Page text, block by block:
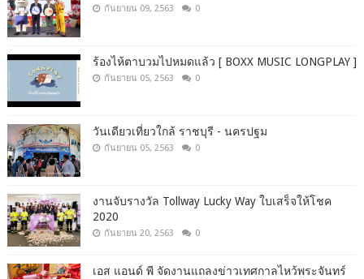
กันยายน 09, 2563 0
ร้องไห้ตาบวมไปหมดแล้ว [ BOXX MUSIC LONGPLAY ]
กันยายน 05, 2563 0
วันเดียวเที่ยวใกล้ ราชบุรี - นครปฐม
กันยายน 05, 2563 0
งานจับรางวัล Tollway Lucky Way ใบเสร็จให้โชค
2020
กันยายน 20, 2563 0
เอส แอนด์ พี จัดงานแถลงข่าวเทศกาลไหว้พระจันทร์